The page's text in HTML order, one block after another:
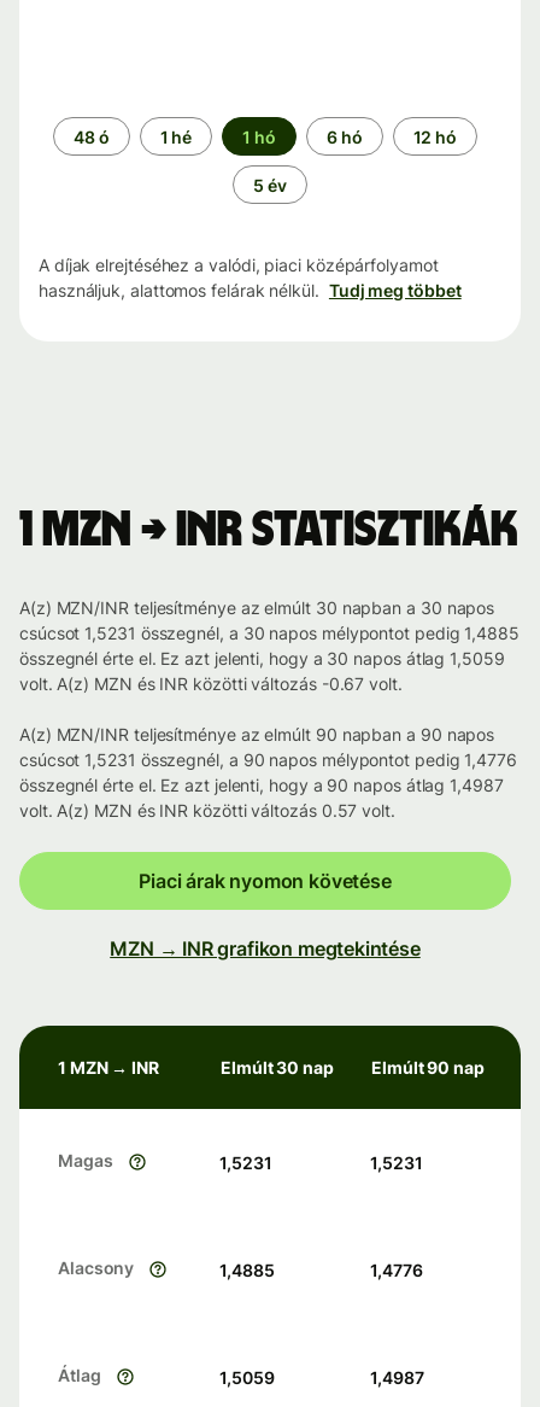
Időszak
48 ó 1 hé 1 hó 6 hó 12 hó
5 év
A díjak elrejtéséhez a valódi, piaci középárfolyamot
használjuk, alattomos felárak nélkül. Tudj meg többet
1 MZN → INR statisztikák
A(z) MZN/INR teljesítménye az elmúlt 30 napban a 30 napos
csúcsot 1,5231 összegnél, a 30 napos mélypontot pedig 1,4885
összegnél érte el. Ez azt jelenti, hogy a 30 napos átlag 1,5059
volt. A(z) MZN és INR közötti változás -0.67 volt.
A(z) MZN/INR teljesítménye az elmúlt 90 napban a 90 napos
csúcsot 1,5231 összegnél, a 90 napos mélypontot pedig 1,4776
összegnél érte el. Ez azt jelenti, hogy a 90 napos átlag 1,4987
volt. A(z) MZN és INR közötti változás 0.57 volt.
Piaci árak nyomon követése
MZN → INR grafikon megtekintése
1 MZN → INR Elmúlt 30 nap Elmúlt 90 nap
Magas 1,5231 1,5231
Alacsony 1,4885 1,4776
Átlag 1,5059 1,4987